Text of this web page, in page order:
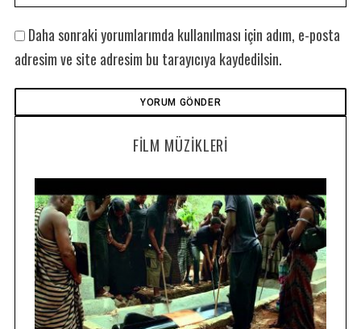
Daha sonraki yorumlarımda kullanılması için adım, e-posta
adresim ve site adresim bu tarayıcıya kaydedilsin.
FILM MÜZIKLERI